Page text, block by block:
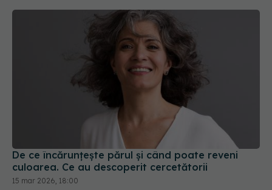
De ce încărunțește părul și când poate reveni
culoarea. Ce au descoperit cercetătorii
15 mar 2026, 18:00